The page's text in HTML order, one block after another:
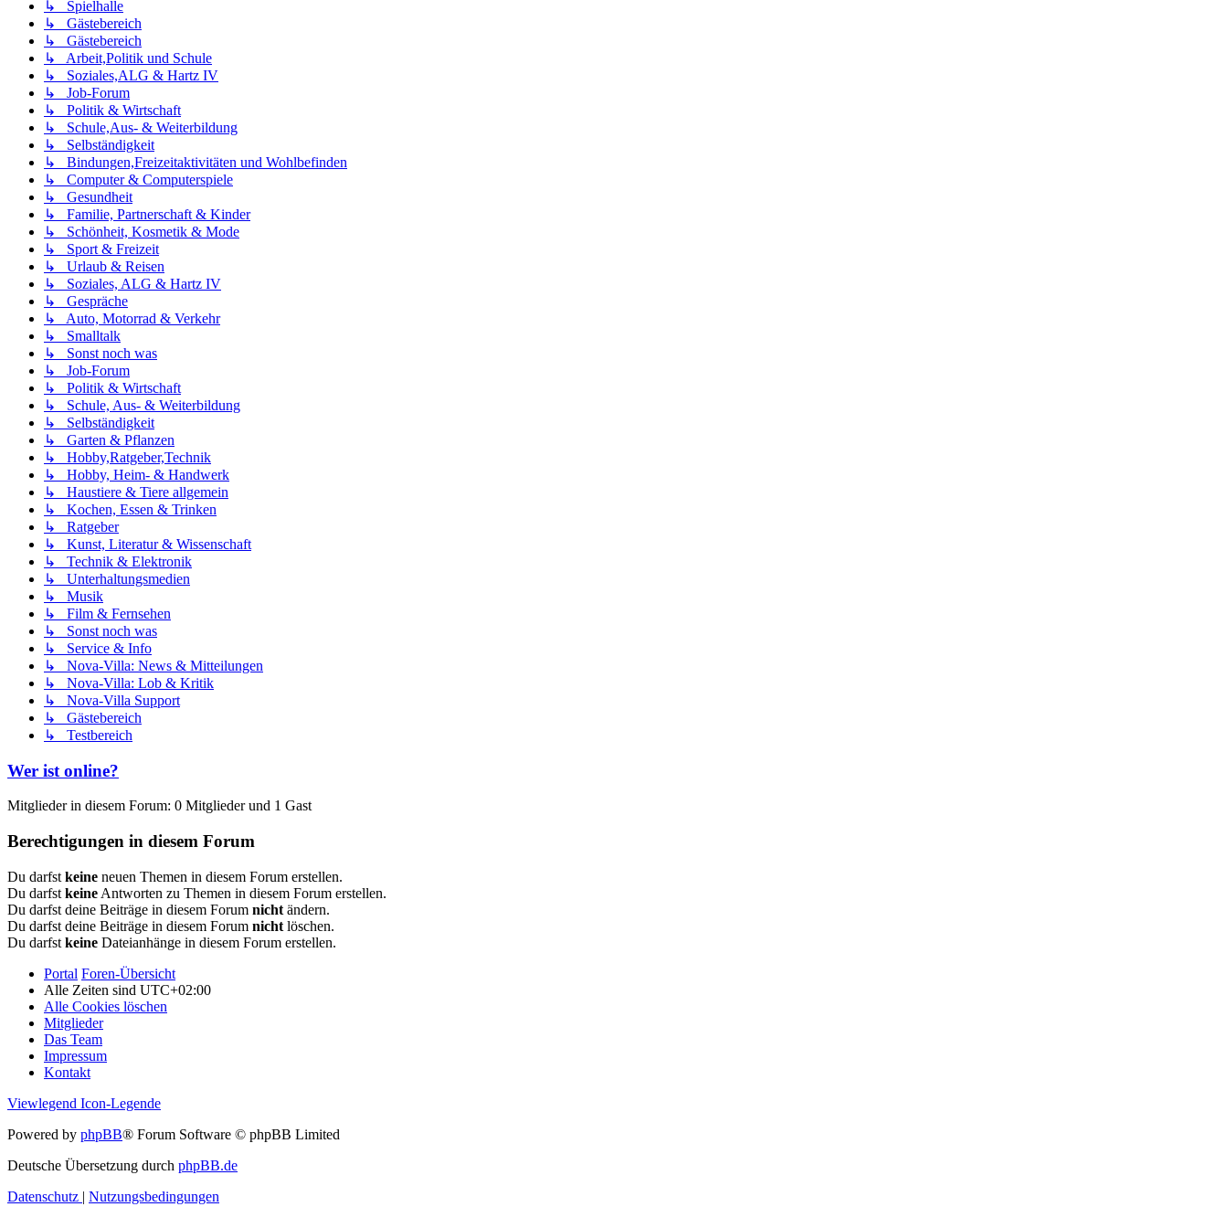
↳ Spielhalle
↳ Gästebereich
↳ Gästebereich
↳ Arbeit,Politik und Schule
↳ Soziales,ALG & Hartz IV
↳ Job-Forum
↳ Politik & Wirtschaft
↳ Schule,Aus- & Weiterbildung
↳ Selbständigkeit
↳ Bindungen,Freizeitaktivitäten und Wohlbefinden
↳ Computer & Computerspiele
↳ Gesundheit
↳ Familie, Partnerschaft & Kinder
↳ Schönheit, Kosmetik & Mode
↳ Sport & Freizeit
↳ Urlaub & Reisen
↳ Soziales, ALG & Hartz IV
↳ Gespräche
↳ Auto, Motorrad & Verkehr
↳ Smalltalk
↳ Sonst noch was
↳ Job-Forum
↳ Politik & Wirtschaft
↳ Schule, Aus- & Weiterbildung
↳ Selbständigkeit
↳ Garten & Pflanzen
↳ Hobby,Ratgeber,Technik
↳ Hobby, Heim- & Handwerk
↳ Haustiere & Tiere allgemein
↳ Kochen, Essen & Trinken
↳ Ratgeber
↳ Kunst, Literatur & Wissenschaft
↳ Technik & Elektronik
↳ Unterhaltungsmedien
↳ Musik
↳ Film & Fernsehen
↳ Sonst noch was
↳ Service & Info
↳ Nova-Villa: News & Mitteilungen
↳ Nova-Villa: Lob & Kritik
↳ Nova-Villa Support
↳ Gästebereich
↳ Testbereich
Wer ist online?
Mitglieder in diesem Forum: 0 Mitglieder und 1 Gast
Berechtigungen in diesem Forum
Du darfst keine neuen Themen in diesem Forum erstellen.
Du darfst keine Antworten zu Themen in diesem Forum erstellen.
Du darfst deine Beiträge in diesem Forum nicht ändern.
Du darfst deine Beiträge in diesem Forum nicht löschen.
Du darfst keine Dateianhänge in diesem Forum erstellen.
Portal Foren-Übersicht
Alle Zeiten sind UTC+02:00
Alle Cookies löschen
Mitglieder
Das Team
Impressum
Kontakt
Viewlegend Icon-Legende
Powered by phpBB® Forum Software © phpBB Limited
Deutsche Übersetzung durch phpBB.de
Datenschutz | Nutzungsbedingungen